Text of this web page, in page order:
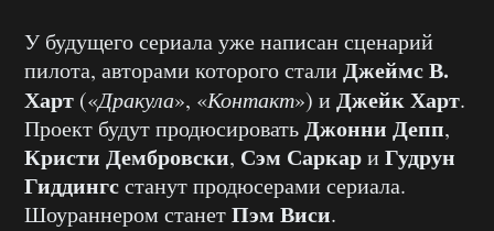
У будущего сериала уже написан сценарий
пилота, авторами которого стали Джеймс В.
Харт («Дракула», «Контакт») и Джейк Харт.
Проект будут продюсироватьДжонни Депп,
Кристи Дембровски, Сэм Саркари Гудрун
Гиддингсстанут продюсерами сериала.
Шоураннером станетПэм Виси.